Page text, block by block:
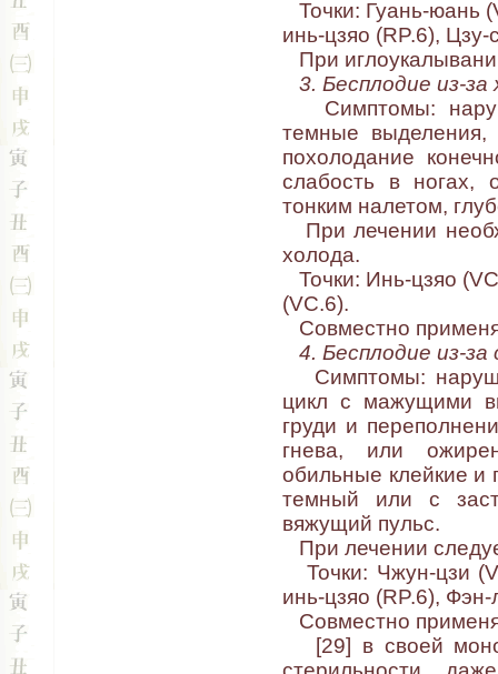
Точки: Гуань-юань
инь-цзяо (RP.6),
При
3. Бесплодие из-
Симптомы:
темные
похолодание
слабость в ногах,
тонким налетом,
При лечении
холода.
Точки: Инь-цзяо
(VC.6).
Совместно
4. Бесплодие из-
Симптомы:
цикл с мажущими
груди и
гнева, или
обильные клейкие и
темный или с
вяжущий пульс.
При лечении
Точки: Чжун-цзи
инь-цзяо (RP.6),
Совместно
[29] в своей